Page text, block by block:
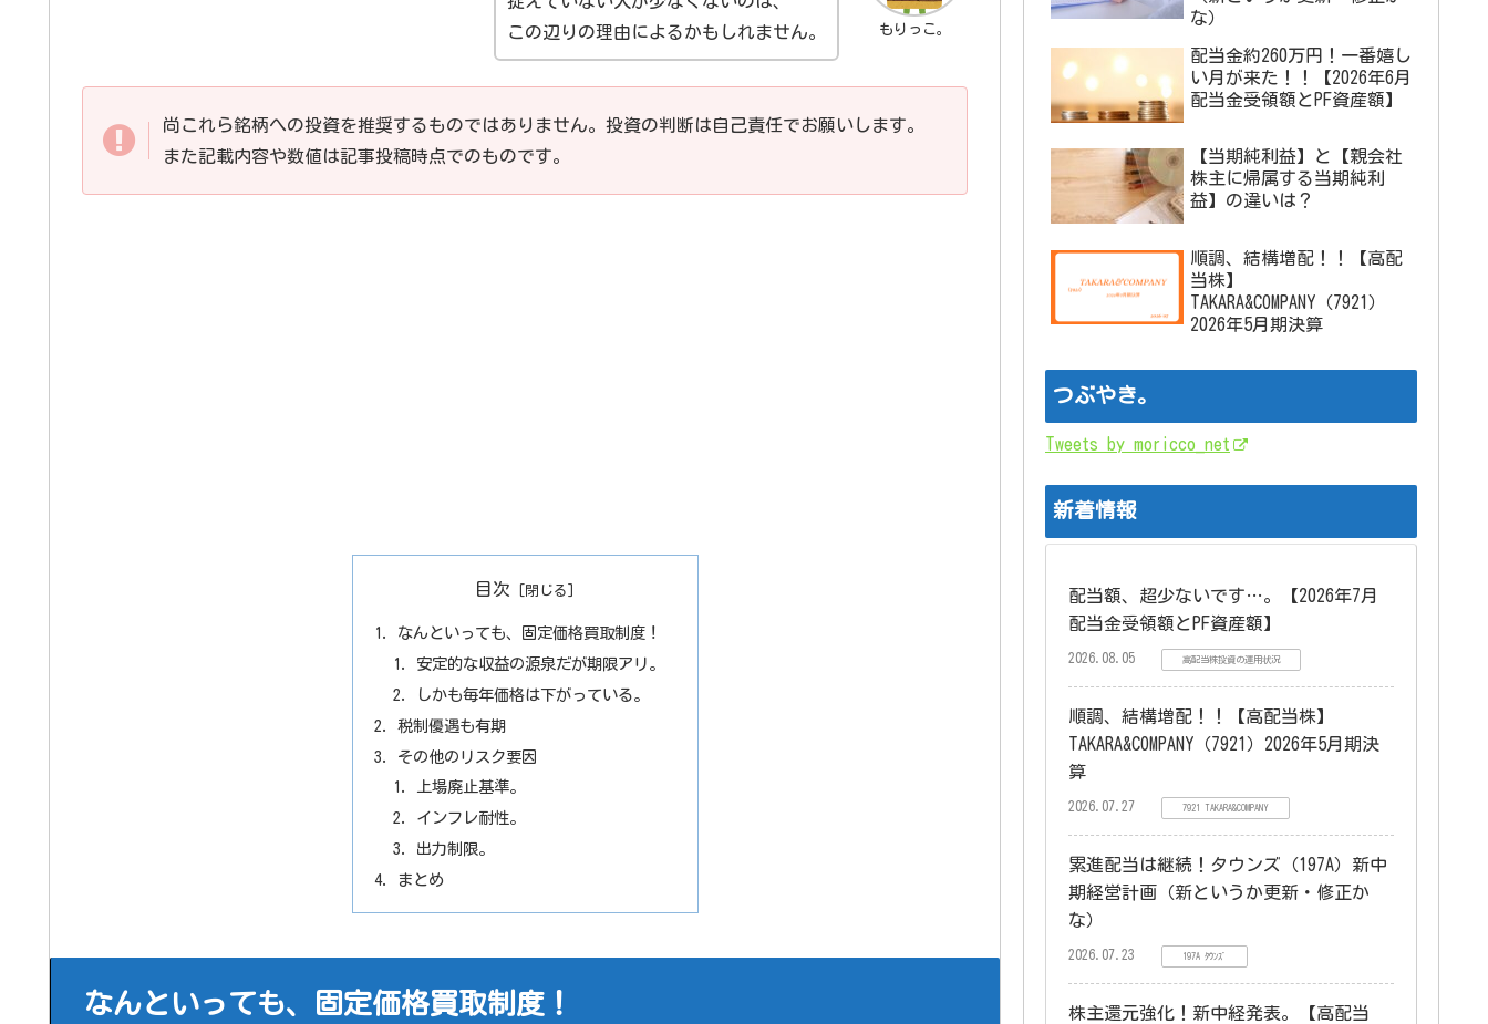
もりっこ。
この辺りの理由によるかもしれません。
尚これら銘柄への投資を推奨するものではありません。投資の判断は自己責任でお願いします。
また記載内容や数値は記事投稿時点でのものです。
目次
なんといっても、固定価格買取制度！
安定的な収益の源泉だが期限アリ。
しかも毎年価格は下がっている。
税制優遇も有期
その他のリスク要因
上場廃止基準。
インフレ耐性。
出力制限。
まとめ
なんといっても、固定価格買取制度！
な）
配当金約260万円！一番嬉し
い月が来た！！【2026年6月
配当金受領額とPF資産額】
【当期純利益】と【親会社
株主に帰属する当期純利
益】の違いは？
順調、結構増配！！【高配
当株】
TAKARA&COMPANY（7921）
2026年5月期決算
つぶやき。
Tweets by moricco_net
新着情報
配当額、超少ないです…。【2026年7月
配当金受領額とPF資産額】
2026.08.05 高配当株投資の運用状況
順調、結構増配！！【高配当株】
TAKARA&COMPANY（7921）2026年5月期決
算
2026.07.27 7921 TAKARA&COMPANY
累進配当は継続！タウンズ（197A）新中
期経営計画（新というか更新・修正か
な）
2026.07.23 197A ﾀｳﾝｽﾞ
株主還元強化！新中経発表。【高配当